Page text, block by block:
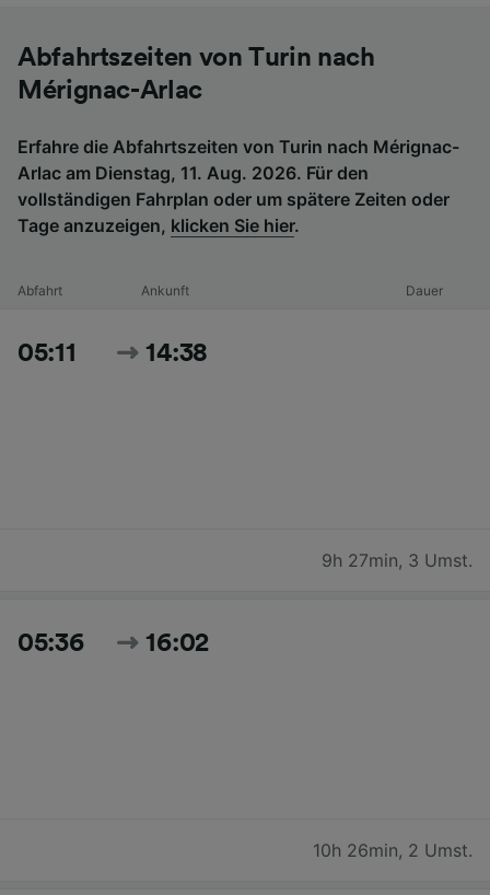
Abfahrtszeiten von Turin nach
Mérignac-Arlac
Erfahre die Abfahrtszeiten von Turin nach Mérignac-
Arlac am Dienstag, 11. Aug. 2026. Für den
vollständigen Fahrplan oder um spätere Zeiten oder
Tage anzuzeigen, klicken Sie hier.
Abfahrt Ankunft Dauer
05:11 14:38
9h 27min, 3 Umst.
05:36 16:02
10h 26min, 2 Umst.